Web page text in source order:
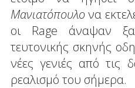
Μανιατόπουλονα
οι Rage άναψαν
τευτονικής σκηνής
νέες γενιές από τις
ρεαλισμό του σήμερα.